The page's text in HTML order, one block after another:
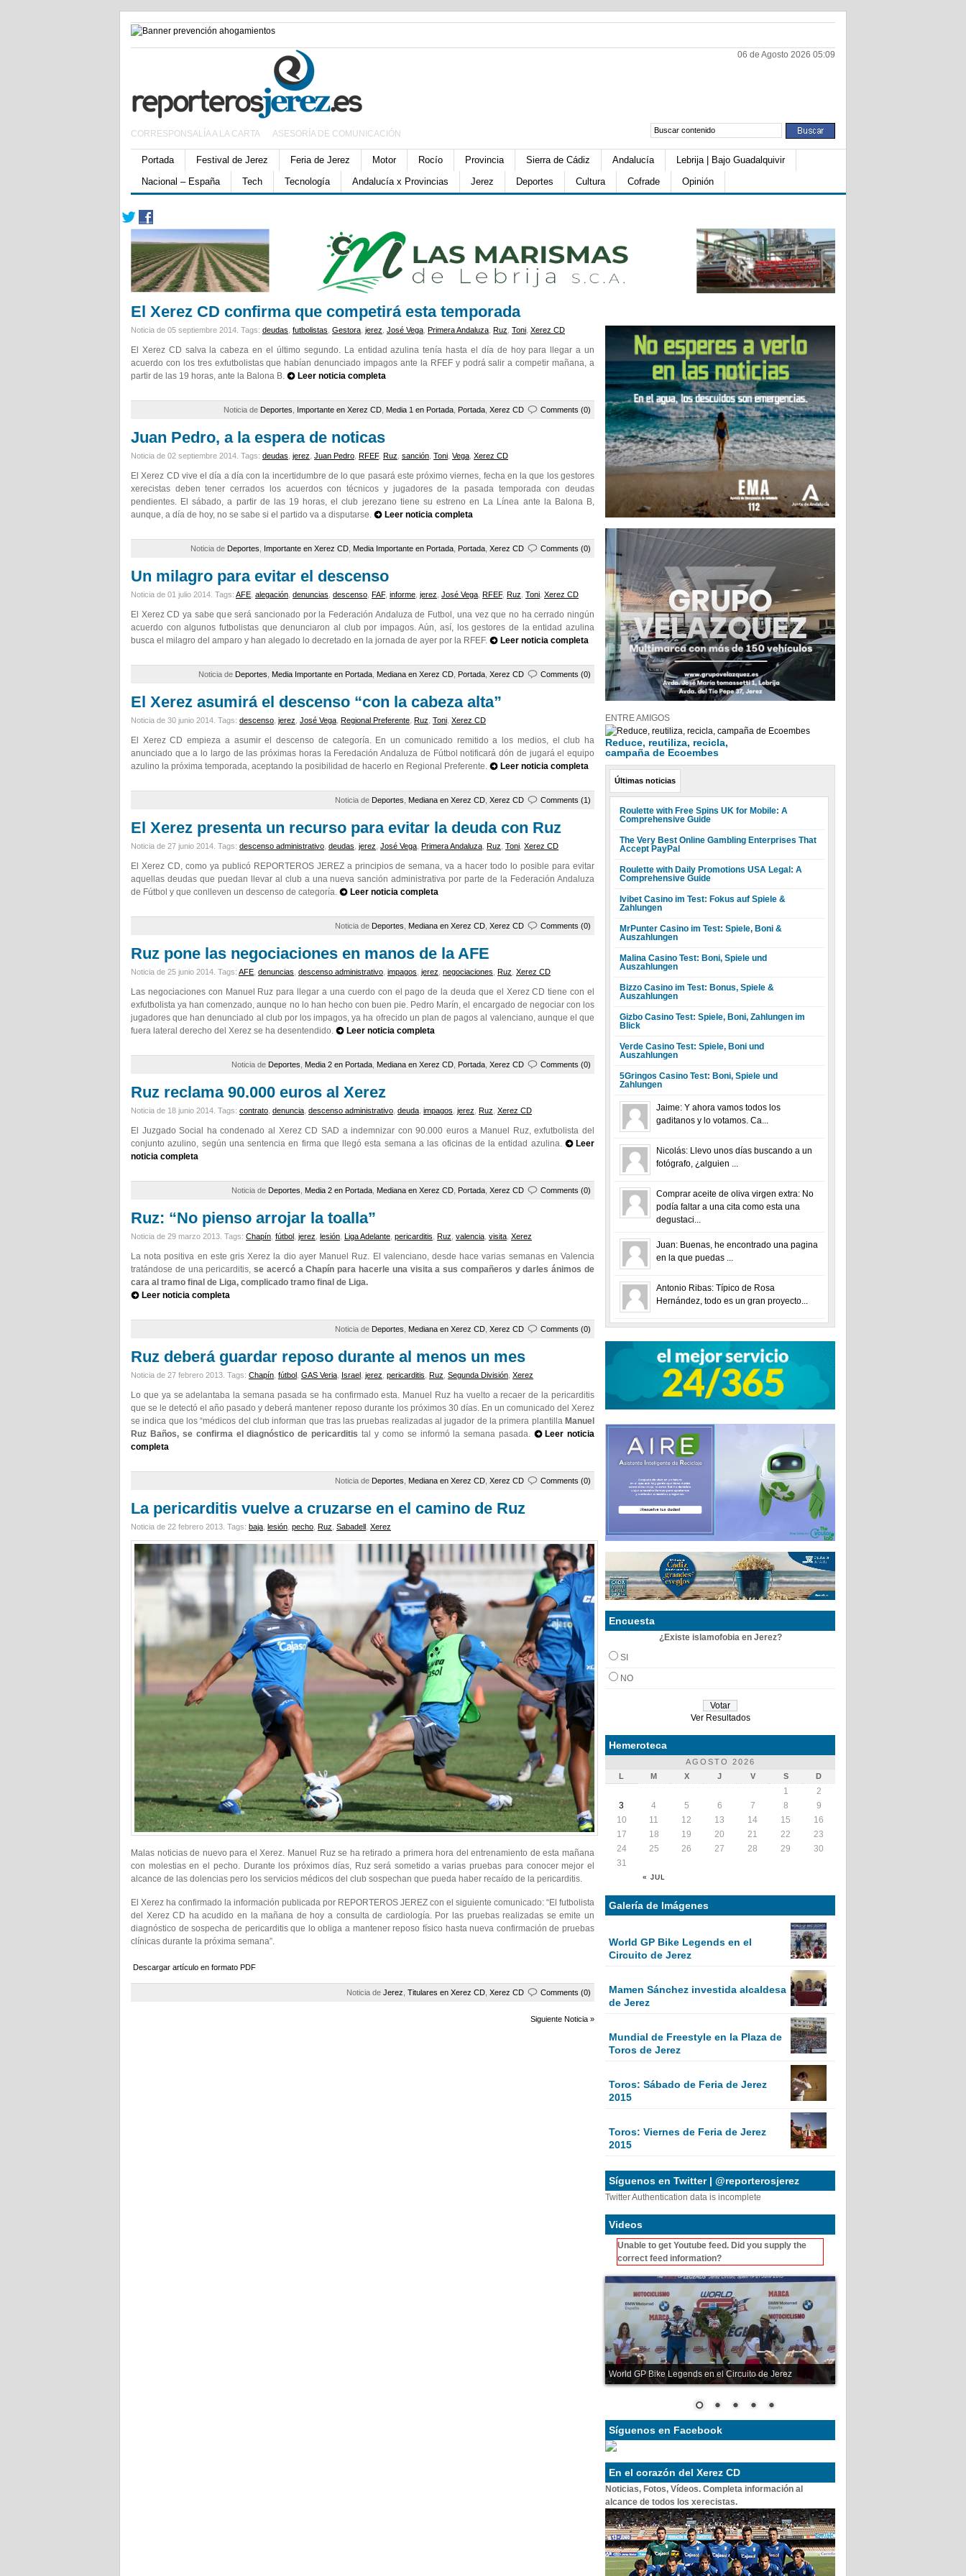
06 de Agosto 2026 05:09
CORRESPONSALÍA A LA CARTA ASESORÍA DE COMUNICACIÓN
Portada Festival de Jerez Feria de Jerez Motor Rocío Provincia Sierra de Cádiz Andalucía
Lebrija | Bajo Guadalquivir
Nacional – España
Tech Tecnología Andalucía x Provincias Jerez Deportes Cultura Cofrade Opinión
El Xerez CD confirma que competirá esta temporada
Noticia de 05 septiembre 2014. Tags: deudas futbolistas Gestora jerez José Vega Primera Andaluza Ruz Toni Xerez CD
El Xerez CD salva la cabeza en el último segundo. La entidad azulina tenía hasta el día de hoy para llegar a un
acuerdo con los tres exfutbolistas que habían denunciado impagos ante la RFEF y podrá salir a competir mañana, a
partir de las 19 horas, ante la Balona B.
Leer noticia completa
Noticia de Deportes Importante en Xerez CD Media 1 en Portada Portada Xerez CD Comments (0)
Juan Pedro, a la espera de noticas
Noticia de 02 septiembre 2014. Tags: deudas jerez Juan Pedro RFEF, Ruz sanción Toni Vega Xerez CD
El Xerez CD vive el día a día con la incertidumbre de lo que pasará este próximo viernes, fecha en la que los gestores
xerecistas deben tener cerrados los acuerdos con técnicos y jugadores de la pasada temporada con deudas
pendientes. El sábado, a partir de las 19 horas, el club jerezano tiene su estreno en La Línea ante la Balona B,
aunque, a día de hoy, no se sabe si el partido va a disputarse.
Leer noticia completa
Noticia de Deportes Importante en Xerez CD Media Importante en Portada Portada Xerez CD Comments (0)
Un milagro para evitar el descenso
Noticia de 01 julio 2014. Tags: AFE alegación denuncias descenso FAF, informe jerez José Vega RFEF, Ruz Toni Xerez CD
El Xerez CD ya sabe que será sancionado por la Federación Andaluza de Futbol, una vez que no ha cerrado ningún
acuerdo con algunos futbolistas que denunciaron al club por impagos. Aún, así, los gestores de la entidad azulina
busca el milagro del amparo y han alegado lo decretado en la jornada de ayer por la RFEF.
Leer noticia completa
Noticia de Deportes Media Importante en Portada Mediana en Xerez CD Portada Xerez CD Comments (0)
El Xerez asumirá el descenso “con la cabeza alta”
Noticia de 30 junio 2014. Tags: descenso jerez José Vega Regional Preferente Ruz Toni Xerez CD
El Xerez CD empieza a asumir el descenso de categoría. En un comunicado remitido a los medios, el club ha
anunciado que a lo largo de las próximas horas la Feredación Andaluza de Fútbol notificará dón de jugará el equipo
azulino la próxima temporada, aceptando la posibilidad de hacerlo en Regional Preferente.
Leer noticia completa
Noticia de Deportes Mediana en Xerez CD Xerez CD Comments (1)
El Xerez presenta un recurso para evitar la deuda con Ruz
Noticia de 27 junio 2014. Tags: descenso administrativo deudas jerez José Vega Primera Andaluza Ruz Toni Xerez CD
El Xerez CD, como ya publicó REPORTEROS JEREZ a principios de semana, va a hacer todo lo posible para evitar
aquellas deudas que puedan llevar al club a una nueva sanción administrativa por parte de la Federación Andaluza
de Fútbol y que conlleven un descenso de categoría.
Leer noticia completa
Noticia de Deportes Mediana en Xerez CD Xerez CD Comments (0)
Ruz pone las negociaciones en manos de la AFE
Noticia de 25 junio 2014. Tags: AFE denuncias descenso administrativo impagos jerez negociaciones Ruz Xerez CD
Las negociaciones con Manuel Ruz para llegar a una cuerdo con el pago de la deuda que el Xerez CD tiene con el
exfutbolista ya han comenzado, aunque no lo han hecho con buen pie. Pedro Marín, el encargado de negociar con los
jugadores que han denunciado al club por los impagos, ya ha ofrecido un plan de pagos al valenciano, aunque el que
fuera lateral derecho del Xerez se ha desentendido.
Leer noticia completa
Noticia de Deportes Media 2 en Portada Mediana en Xerez CD Portada Xerez CD Comments (0)
Ruz reclama 90.000 euros al Xerez
Noticia de 18 junio 2014. Tags: contrato denuncia descenso administrativo deuda impagos jerez Ruz Xerez CD
El Juzgado Social ha condenado al Xerez CD SAD a indemnizar con 90.000 euros a Manuel Ruz, exfutbolista del
conjunto azulino, según una sentencia en firma que llegó esta semana a las oficinas de la entidad azulina.
Leer
noticia completa
Noticia de Deportes Media 2 en Portada Mediana en Xerez CD Portada Xerez CD Comments (0)
Ruz: “No pienso arrojar la toalla”
Noticia de 29 marzo 2013. Tags: Chapín fútbol jerez lesión Liga Adelante pericarditis Ruz valencia visita Xerez
La nota positiva en este gris Xerez la dio ayer Manuel Ruz. El valenciano, desde hace varias semanas en Valencia
tratándose de una pericarditis,se acercó a Chapín para hacerle una visita a sus compañeros y darles ánimos de
cara al tramo final de Liga, complicado tramo final de Liga.
Leer noticia completa
Noticia de Deportes Mediana en Xerez CD Xerez CD Comments (0)
Ruz deberá guardar reposo durante al menos un mes
Noticia de 27 febrero 2013. Tags: Chapín fútbol GAS Veria Israel jerez pericarditis Ruz Segunda División Xerez
Lo que ya se adelantaba la semana pasada se ha confirmado esta. Manuel Ruz ha vuelto a recaer de la pericarditis
que se le detectó el año pasado y deberá mantener reposo durante los próximos 30 días. En un comunicado del Xerez
se indica que los “médicos del club informan que tras las pruebas realizadas al jugador de la primera plantillaManuel
Ruz Baños, se confirma el diagnóstico de pericarditis tal y como se informó la semana pasada.
Leer noticia
completa
Noticia de Deportes Mediana en Xerez CD Xerez CD Comments (0)
La pericarditis vuelve a cruzarse en el camino de Ruz
Noticia de 22 febrero 2013. Tags: baja lesión pecho Ruz Sabadell Xerez
Malas noticias de nuevo para el Xerez. Manuel Ruz se ha retirado a primera hora del entrenamiento de esta mañana
con molestias en el pecho. Durante los próximos días, Ruz será sometido a varias pruebas para conocer mejor el
alcance de las dolencias pero los servicios médicos del club sospechan que pueda haber recaído de la pericarditis.
El Xerez ha confirmado la información publicada por REPORTEROS JEREZ con el siguiente comunicado: “El futbolista
del Xerez CD ha acudido en la mañana de hoy a consulta de cardiología. Por las pruebas realizadas se emite un
diagnóstico de sospecha de pericarditis que lo obliga a mantener reposo físico hasta nueva confirmación de pruebas
clínicas durante la próxima semana”.
Descargar artículo en formato PDF
Noticia de Jerez Titulares en Xerez CD Xerez CD Comments (0)
Siguiente Noticia »
ENTRE AMIGOS
Reduce, reutiliza, recicla,
campaña de Ecoembes
Últimas noticias
Roulette with Free Spins UK for Mobile: A
Comprehensive Guide
The Very Best Online Gambling Enterprises That
Accept PayPal
Roulette with Daily Promotions USA Legal: A
Comprehensive Guide
Ivibet Casino im Test: Fokus auf Spiele &
Zahlungen
MrPunter Casino im Test: Spiele, Boni &
Auszahlungen
Malina Casino Test: Boni, Spiele und
Auszahlungen
Bizzo Casino im Test: Bonus, Spiele &
Auszahlungen
Gizbo Casino Test: Spiele, Boni, Zahlungen im
Blick
Verde Casino Test: Spiele, Boni und
Auszahlungen
5Gringos Casino Test: Boni, Spiele und
Zahlungen
Jaime: Y ahora vamos todos los
gaditanos y lo votamos. Ca...
Nicolás: Llevo unos días buscando a un
fotógrafo, ¿alguien ...
Comprar aceite de oliva virgen extra: No
podía faltar a una cita como esta una
degustaci...
Juan: Buenas, he encontrado una pagina
en la que puedas ...
Antonio Ribas: Típico de Rosa
Hernández, todo es un gran proyecto...
Encuesta
¿Existe islamofobia en Jerez?
SI
NO
Ver Resultados
Hemeroteca
AGOSTO 2026
L
M X J V S D
« JUL
1
2
3
4 5 6 7 8
9
10
11 12 13 14 15
16
17
18 19 20 21 22
23
24
25 26 27 28 29
30
31
Galería de Imágenes
World GP Bike Legends en el
Circuito de Jerez
Mamen Sánchez investida alcaldesa
de Jerez
Mundial de Freestyle en la Plaza de
Toros de Jerez
Toros: Sábado de Feria de Jerez
2015
Toros: Viernes de Feria de Jerez
2015
Síguenos en Twitter | @reporterosjerez
Twitter Authentication data is incomplete
Videos
Unable to get Youtube feed. Did you supply the
correct feed information?
World GP Bike Legends en el Circuito de Jerez
Síguenos en Facebook
En el corazón del Xerez CD
Noticias, Fotos, Vídeos. Completa información al
alcance de todos los xerecistas.